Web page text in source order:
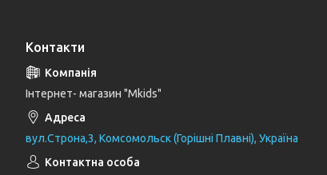
Контакти
Інтернет- магазин "Mkids"
вул.Строна,3, Комсомольск (Горішні Плавні), Україна